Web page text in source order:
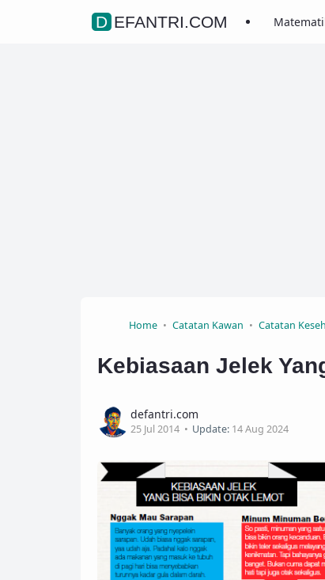
DEFANTRI.COM
Home Catatan Kawan Catatan
Kebiasaan Jelek
defantri.com
25 Jul 2014 Update: 14 Aug 2024